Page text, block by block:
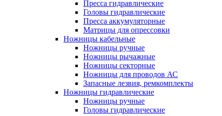
Пресса гидравлические
Головы гидравлические
Пресса аккумуляторные
Матрицы для опрессовки
Ножницы кабельные
Ножницы ручные
Ножницы рычажные
Ножницы секторные
Ножницы для проводов АС
Запасные лезвия, ремкомплекты
Ножницы гидравлические
Ножницы ручные
Головы гидравлические